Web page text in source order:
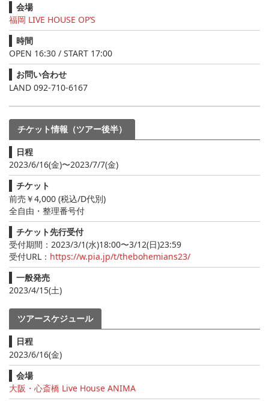
会場
福岡 LIVE HOUSE OP’S
時間
OPEN 16:30 / START 17:00
お問い合わせ
LAND 092-710-6167
チケット情報（ツアー後半）
日程
2023/6/16(金)〜2023/7/7(金)
チケット
前売￥4,000 (税込/D代別)
全自由・整理番号付
チケット先行受付
受付期間：2023/3/1(水)18:00〜3/12(日)23:59
受付URL： https://w.pia.jp/t/thebohemians23/
一般発売
2023/4/15(土)
ツアースケジュール
日程
2023/6/16(金)
会場
大阪・心斎橋 Live House ANIMA